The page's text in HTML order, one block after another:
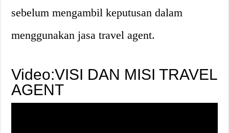
sebelum mengambil keputusan dalam
menggunakan jasa travel agent.
Video:VISI DAN MISI TRAVEL
AGENT